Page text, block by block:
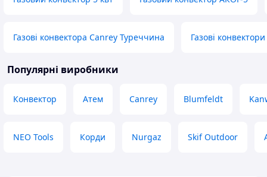
Газові конвектора Canrey Туреччина Газові
Популярні виробники
Конвектор Атем Canrey Blumfeldt
NEO Tools Корди Nurgaz Skif Outdoor